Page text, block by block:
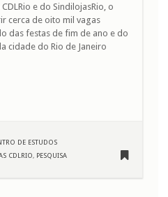
e do SindilojasRio, o
cerca de oito mil vagas
das festas de fim de ano e do
cidade do Rio de Janeiro
DE ESTUDOS
CDLRIO PESQUISA